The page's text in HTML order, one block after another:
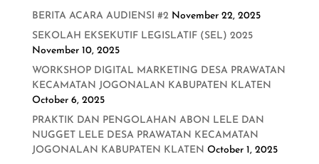
BERITA ACARA AUDIENSI #2 November 22, 2025
SEKOLAH EKSEKUTIF LEGISLATIF (SEL) 2025
November 10, 2025
WORKSHOP DIGITAL MARKETING DESA PRAWATAN
KECAMATAN JOGONALAN KABUPATEN KLATEN
October 6, 2025
PRAKTIK DAN PENGOLAHAN ABON LELE DAN
NUGGET LELE DESA PRAWATAN KECAMATAN
JOGONALAN KABUPATEN KLATEN October 1, 2025